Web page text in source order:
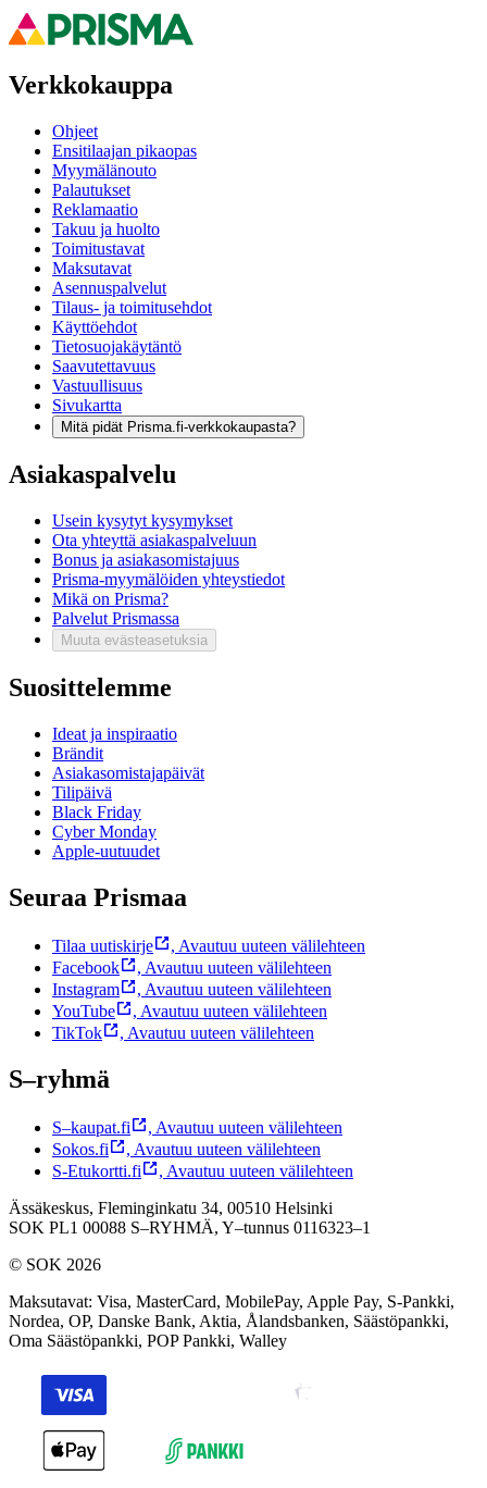
Verkkokauppa
Ohjeet
Ensitilaajan pikaopas
Myymälänouto
Palautukset
Reklamaatio
Takuu ja huolto
Toimitustavat
Maksutavat
Asennuspalvelut
Tilaus- ja toimitusehdot
Käyttöehdot
Tietosuojakäytäntö
Saavutettavuus
Vastuullisuus
Sivukartta
Mitä pidät Prisma.fi-verkkokaupasta?
Asiakaspalvelu
Usein kysytyt kysymykset
Ota yhteyttä asiakaspalveluun
Bonus ja asiakasomistajuus
Prisma-myymälöiden yhteystiedot
Mikä on Prisma?
Palvelut Prismassa
Muuta evästeasetuksia
Suosittelemme
Ideat ja inspiraatio
Brändit
Asiakasomistajapäivät
Tilipäivä
Black Friday
Cyber Monday
Apple-uutuudet
Seuraa Prismaa
Tilaa uutiskirje , Avautuu uuteen välilehteen
Facebook
, Avautuu uuteen välilehteen
Instagram
, Avautuu uuteen välilehteen
YouTube
, Avautuu uuteen välilehteen
TikTok
, Avautuu uuteen välilehteen
S–ryhmä
S–kaupat.fi , Avautuu uuteen välilehteen
Sokos.fi
, Avautuu uuteen välilehteen
S-Etukortti.fi
, Avautuu uuteen välilehteen
Ässäkeskus, Fleminginkatu 34, 00510 Helsinki
SOK PL1 00088 S–RYHMÄ, Y–tunnus 0116323–1
© SOK 2026
Maksutavat: Visa, MasterCard, MobilePay, Apple Pay, S-Pankki,
Nordea, OP, Danske Bank, Aktia, Ålandsbanken, Säästöpankki,
Oma Säästöpankki, POP Pankki, Walley